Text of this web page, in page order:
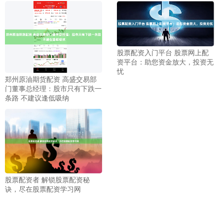
郑州原油期货配资 高盛交易部
门董事总经理：股市只有下跌一
条路 不建议逢低吸纳
股票配资入门平台 股票网上配
资平台：助您资金放大，投资无
忧
股票配资者 解锁股票配资秘
诀，尽在股票配资学习网